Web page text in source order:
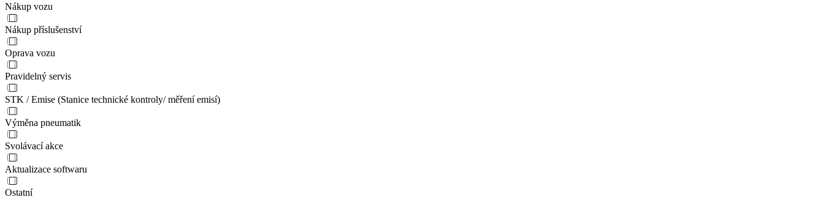
Nákup vozu
Nákup příslušenství
Oprava vozu
Pravidelný servis
STK / Emise (Stanice technické kontroly/ měření emisí)
Výměna pneumatik
Svolávací akce
Aktualizace softwaru
Ostatní